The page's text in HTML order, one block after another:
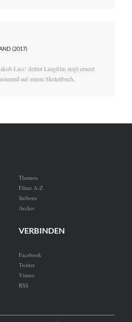
(2017)
Lass’ dritter Langfilm zeigt erneut
auf einem Skelettbuch.
Themen
Filme A-Z
Stöbern
Archiv
VERBINDEN
Facebook
Twitter
Vimeo
RSS